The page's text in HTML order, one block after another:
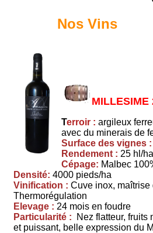
Nos Vins
Terroir : argileux
avec du minerais de
Surface des vignes :
Rendement : 25 hl/ha
Cépage: Malbec
Densité: 4000 pieds/ha
Vinification : Cuve inox, maîtrise
Thermorégulation
Elevage : 24 mois en foudre
Particularité :
Nez flatteur, fruits
et puissant, belle expression du